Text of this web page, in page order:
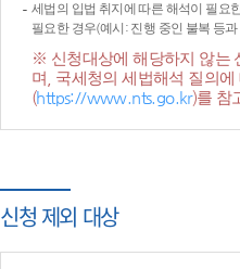
세법의 입법 취지에 따른 해석이 필요
필요한 경우(예시: 진행 중인 불복 등
※ 신청대상에 해당하지 않는
며, 국세청의 세법해석 질의
(https://www.nts.go.kr)를 참
신청 제외 대상